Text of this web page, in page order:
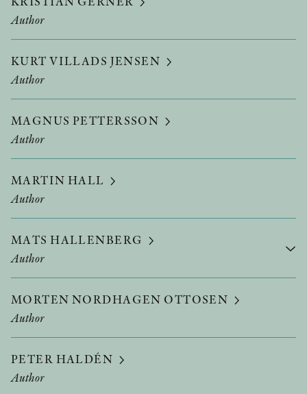
Author
KURT VILLADS JENSEN
Author
MAGNUS PETTERSSON
Author
MARTIN HALL
Author
MATS HALLENBERG
Author
MORTEN NORDHAGEN OTTOSEN
Author
PETER HALDÉN
Author